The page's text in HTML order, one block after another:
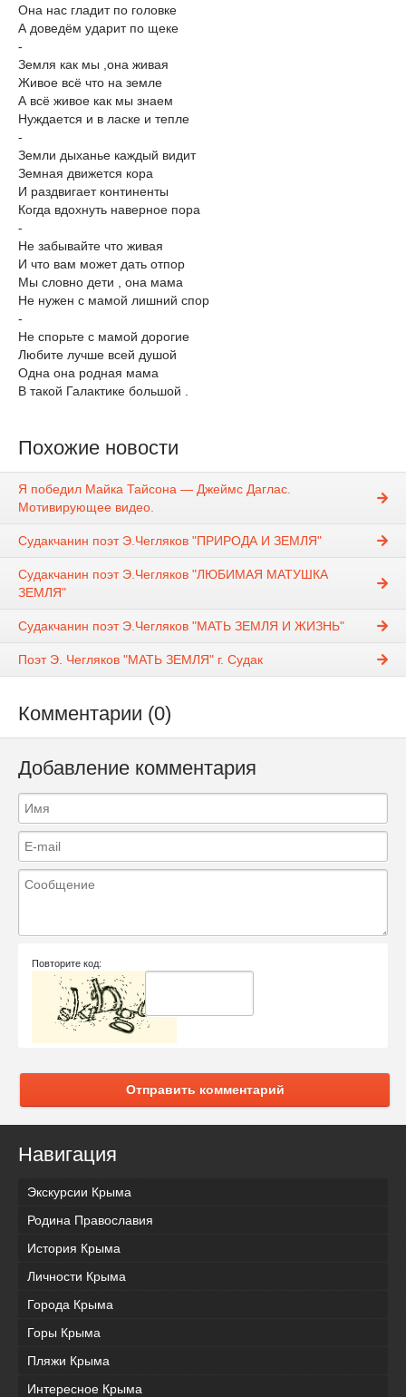
Она нас гладит по головке
А доведём ударит по щеке
-
Земля как мы ,она живая
Живое всё что на земле
А всё живое как мы знаем
Нуждается и в ласке и тепле
-
Земли дыханье каждый видит
Земная движется кора
И раздвигает континенты
Когда вдохнуть наверное пора
-
Не забывайте что живая
И что вам может дать отпор
Мы словно дети , она мама
Не нужен с мамой лишний спор
-
Не спорьте с мамой дорогие
Любите лучше всей душой
Одна она родная мама
В такой Галактике большой .
Похожие новости
Я победил Майка Тайсона — Джеймс Даглас.
Мотивирующее видео.
Судакчанин поэт Э.Чегляков "ПРИРОДА И ЗЕМЛЯ"
Судакчанин поэт Э.Чегляков "ЛЮБИМАЯ МАТУШКА
ЗЕМЛЯ"
Судакчанин поэт Э.Чегляков "МАТЬ ЗЕМЛЯ И ЖИЗНЬ"
Поэт Э. Чегляков "МАТЬ ЗЕМЛЯ" г. Судак
Комментарии (0)
Добавление комментария
Повторите код:
Отправить комментарий
Навигация
Экскурсии Крыма
Родина Православия
История Крыма
Личности Крыма
Города Крыма
Горы Крыма
Пляжи Крыма
Интересное Крыма